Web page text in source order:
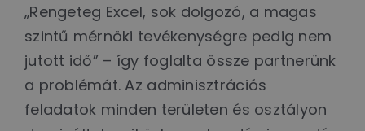
„Rengeteg Excel, sok dolgozó, a magas
szintű mérnöki tevékenységre pedig nem
jutott idő” – így foglalta össze partnerünk
a problémát. Az adminisztrációs
feladatok minden területen és osztályon